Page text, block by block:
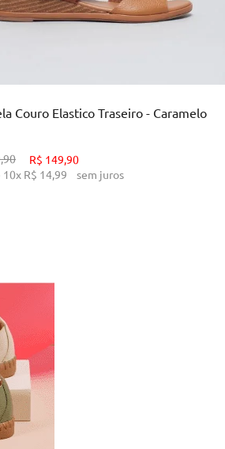
Couro Elastico Traseiro - Caramelo
,90 R$ 149,90
10x R$ 14,99 sem juros